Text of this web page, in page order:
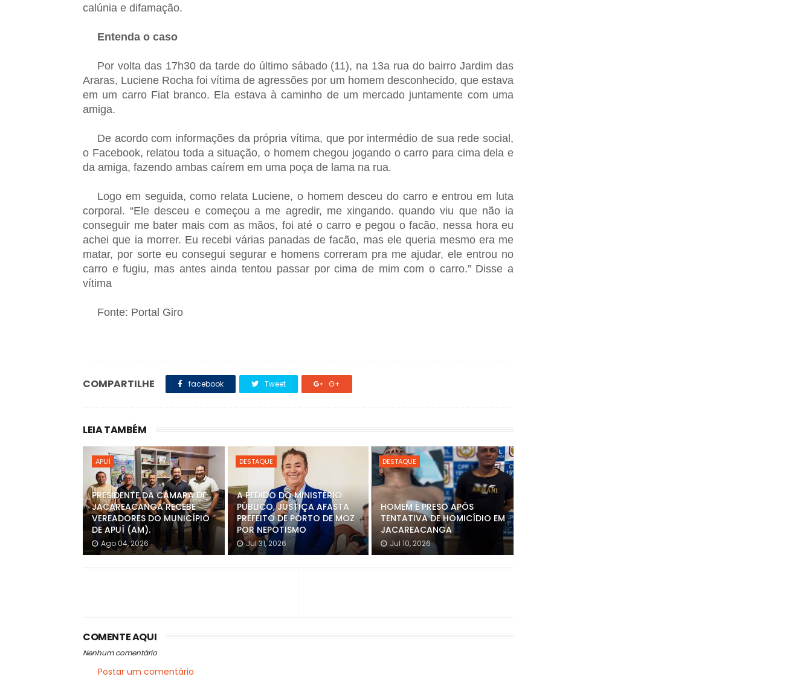
calúnia e difamação.
Entenda o caso
Por volta das 17h30 da tarde do último sábado (11), na 13a rua do bairro Jardim das
Araras, Luciene Rocha foi vítima de agressões por um homem desconhecido, que estava
em um carro Fiat branco. Ela estava à caminho de um mercado juntamente com uma
amiga.
De acordo com informações da própria vítima, que por intermédio de sua rede social,
o Facebook, relatou toda a situação, o homem chegou jogando o carro para cima dela e
da amiga, fazendo ambas caírem em uma poça de lama na rua.
Logo em seguida, como relata Luciene, o homem desceu do carro e entrou em luta
corporal. “Ele desceu e começou a me agredir, me xingando. quando viu que não ia
conseguir me bater mais com as mãos, foi até o carro e pegou o facão, nessa hora eu
achei que ia morrer. Eu recebi várias panadas de facão, mas ele queria mesmo era me
matar, por sorte eu consegui segurar e homens correram pra me ajudar, ele entrou no
carro e fugiu, mas antes ainda tentou passar por cima de mim com o carro.” Disse a
vítima
Fonte: Portal Giro
COMPARTILHE facebook Tweet G+
LEIA TAMBÉM
APUÍ
PRESIDENTE DA CÂMARA DE
JACAREACANGA RECEBE
VEREADORES DO MUNICÍPIO
DE APUÍ (AM).
Ago 04, 2026
DESTAQUE
A PEDIDO DO MINISTÉRIO
PÚBLICO, JUSTIÇA AFASTA
PREFEITO DE PORTO DE MOZ
POR NEPOTISMO
Jul 31, 2026
DESTAQUE
HOMEM É PRESO APÓS
TENTATIVA DE HOMICÍDIO EM
JACAREACANGA
Jul 10, 2026
COMENTE AQUI
Nenhum comentário
Postar um comentário